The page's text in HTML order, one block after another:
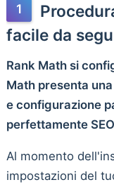
facile da
Rank Math si
Math presenta
e configurazione
perfettamente
Al momento
impostazioni del